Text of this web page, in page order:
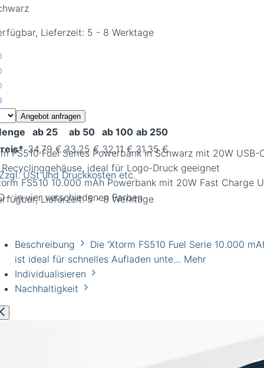
FS510 Fuel Series Powerbank in Schwarz mit 20W USB-
ideal für Logo-Druck geeignet
Lieferzeit: 5 - 8 Werktage
Angebot anfragen
ab 25 ab 50 ab 100 ab 250
34,79 € 33,25 € 32,11 € 31,35 €
USt und Druckkosten etc.
Lieferzeit: 5 - 8 Werktage
Beschreibung
Die 'Xtorm FS510 Fuel Serie 10.000
ist ideal für schnelles Aufladen unte… Mehr
Individualisieren
Nachhaltigkeit